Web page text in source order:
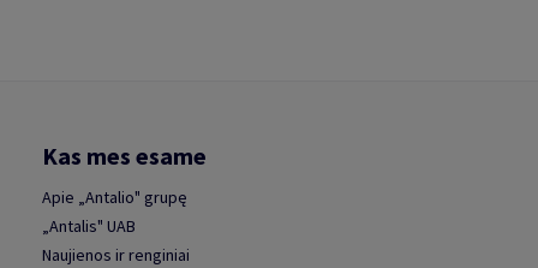
Kas mes esame
Apie „Antalio" grupę
„Antalis" UAB
Naujienos ir renginiai